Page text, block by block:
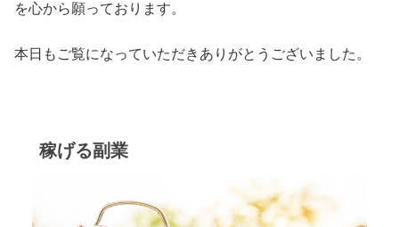
を心から願っております。
本日もご覧になっていただきありがとうございました。
稼げる副業